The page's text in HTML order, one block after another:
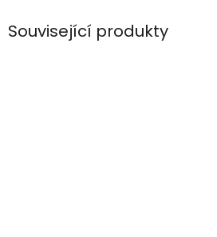
Související produkty